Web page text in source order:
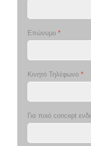
Επώνυμο *
Κινητό Τηλέφωνο *
Για ποιό concept